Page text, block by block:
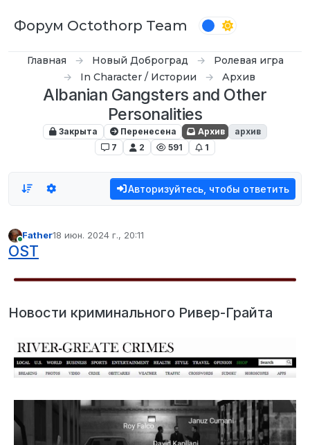
Форум Octothorp Team
Главная Новый Доброград
Ролевая игра
In Character / Истории
Архив
Albanian Gangsters and Other
Personalities
Закрыта Перенесена Архив
архив
7
2 591 1
Авторизуйтесь, чтобы ответить
В сети
Father18 июн. 2024 г., 20:11
отредактировано
OST
Новости криминального Ривер-Грайта